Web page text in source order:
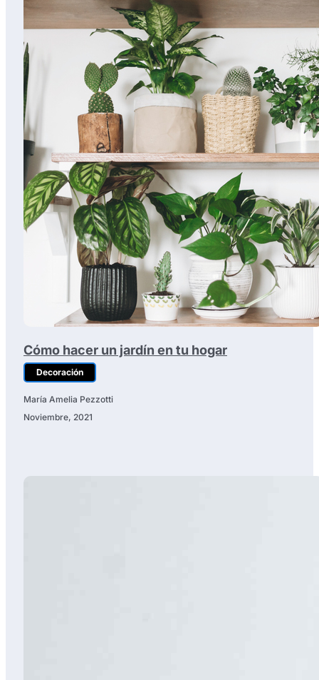
Cómo hacer un jardín en tu hogar
Decoración
María Amelia Pezzotti
Noviembre, 2021